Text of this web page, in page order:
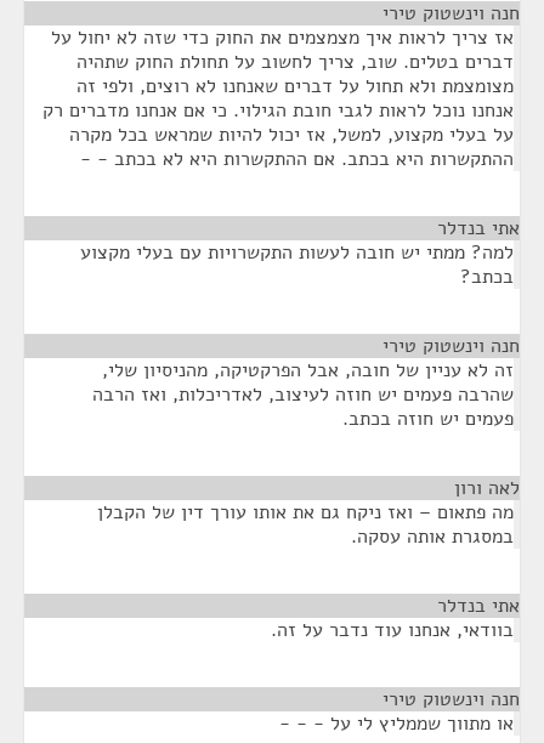
חנה וינשטוק טירי
אז צריך לראות איך מצמצמים את החוק כדי שזה לא יחול על
דברים בטלים. שוב, צריך לחשוב על תחולת החוק שתהיה
מצומצמת ולא תחול על דברים שאנחנו לא רוצים, ולפי זה
אנחנו נוכל לראות לגבי חובת הגילוי. כי אם אנחנו מדברים רק
על בעלי מקצוע, למשל, אז יכול להיות שמראש בכל מקרה
ההתקשרות היא בכתב. אם ההתקשרות היא לא בכתב - -
אתי בנדלר
למה? ממתי יש חובה לעשות התקשרויות עם בעלי מקצוע
בכתב?
חנה וינשטוק טירי
זה לא עניין של חובה, אבל הפרקטיקה, מהניסיון שלי,
שהרבה פעמים יש חוזה לעיצוב, לאדריכלות, ואז הרבה
פעמים יש חוזה בכתב.
לאה ורון
מה פתאום – ואז ניקח גם את אותו עורך דין של הקבלן
במסגרת אותה עסקה.
אתי בנדלר
בוודאי, אנחנו עוד נדבר על זה.
חנה וינשטוק טירי
או מתווך שממליץ לי על - - -